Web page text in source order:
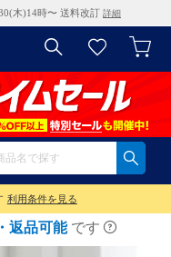
木)14時〜 送料改訂 詳細
利用条件を見る
返品可能 です